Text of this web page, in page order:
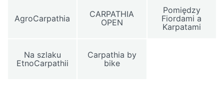
AgroCarpathia
CARPATHIA
OPEN
Pomiędzy
Fiordami a
Karpatami
Na szlaku
EtnoCarpathii
Carpathia by
bike